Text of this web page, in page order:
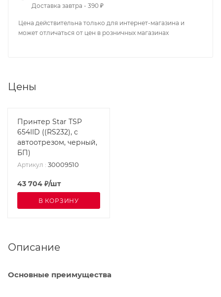
Доставка завтра - 390 ₽
Цена действительна только для интернет-магазина и
может отличаться от цен в розничных магазинах
Цены
Принтер Star TSP
654IID ((RS232), с
автоотрезом, черный,
БП)
Артикул : 30009510
43 704 ₽/шт
В КОРЗИНУ
Описание
Основные преимущества